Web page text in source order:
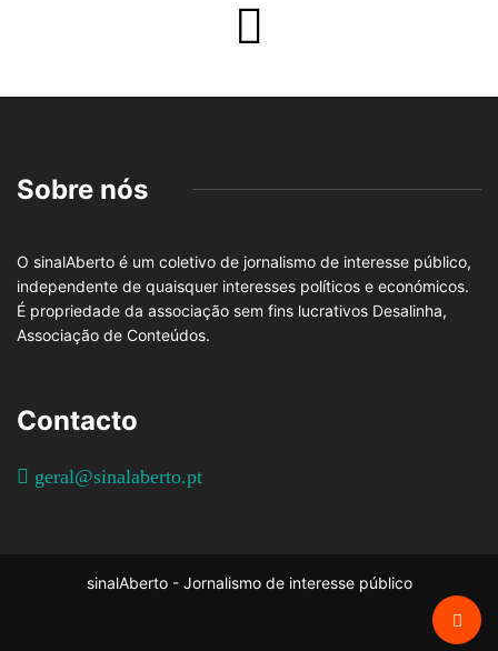
Sobre nós
O sinalAberto é um coletivo de jornalismo de interesse público,
independente de quaisquer interesses políticos e económicos.
É propriedade da associação sem fins lucrativos Desalinha,
Associação de Conteúdos.
Contacto
geral@sinalaberto.pt
sinalAberto - Jornalismo de interesse público